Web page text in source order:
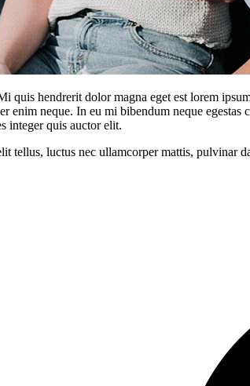
hendrerit dolor magna eget est lorem
neque. In eu mi bibendum neque
integer quis auctor elit.
tellus, luctus nec ullamcorper mattis, pulvinar